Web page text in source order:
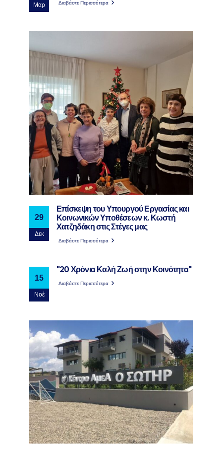
Μαρ Διαβάστε Περισσότερα
29
Δεκ
Επίσκεψη του Υπουργού Εργασίας και
Κοινωνικών Υποθέσεων κ. Κωστή
Χατζηδάκη στις Στέγες μας
Διαβάστε Περισσότερα
15
Νοέ
"20 Χρόνια Καλή Ζωή στην Κοινότητα"
Διαβάστε Περισσότερα